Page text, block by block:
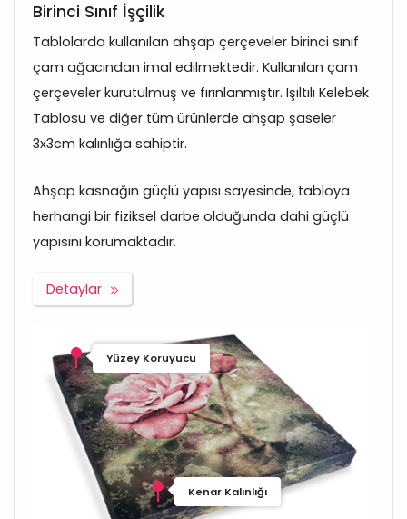
Birinci Sınıf İşçilik
Tablolarda kullanılan ahşap çerçeveler birinci sınıf
çam ağacından imal edilmektedir. Kullanılan çam
çerçeveler kurutulmuş ve fırınlanmıştır. Işıltılı Kelebek
Tablosu ve diğer tüm ürünlerde ahşap şaseler
3x3cm kalınlığa sahiptir.
Ahşap kasnağın güçlü yapısı sayesinde, tabloya
herhangi bir fiziksel darbe olduğunda dahi güçlü
yapısını korumaktadır.
Detaylar
Yüzey Koruyucu
Kenar Kalınlığı